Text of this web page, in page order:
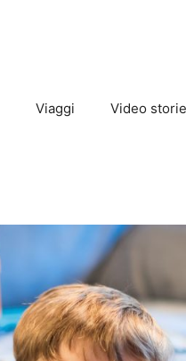
Viaggi Video storie